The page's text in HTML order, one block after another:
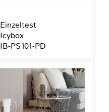
Einzeltest
Icybox
IB-PS101-PD